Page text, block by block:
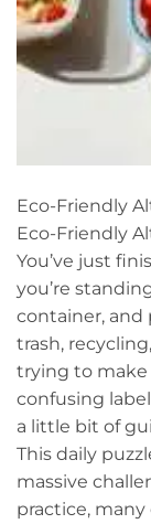
Eco-Friendly
Eco-Friendly
You’ve just
you’re
container, and
trash,
trying to make
confusing
a little bit of
This daily
massive
practice,